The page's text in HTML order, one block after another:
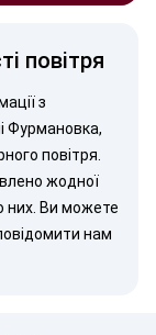
повітря
з
Фурмановка,
повітря.
жодної
них. Ви можете
нам